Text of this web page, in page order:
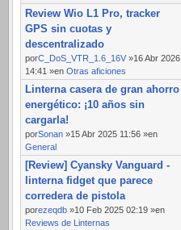
Review Wio L1 Pro, tracker
GPS sin cuotas y
descentralizado
porC_DoS_VTR_1.6_16V »16 Abr 2026
14:41 »en Otras aficiones
Linterna casera de gran ahorro
energético: ¡10 años sin
cargarla!
porSonan »15 Abr 2025 11:56 »en
General
[Review] Cyansky Vanguard -
linterna fidget que parece
corredera de pistola
porezeqdb »10 Feb 2025 02:19 »en
Reviews de Linternas